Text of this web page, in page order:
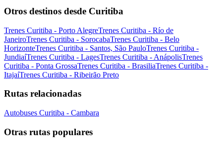
Otros destinos desde Curitiba
Trenes Curitiba - Porto AlegreTrenes Curitiba - Río de
JaneiroTrenes Curitiba - SorocabaTrenes Curitiba - Belo
HorizonteTrenes Curitiba - Santos, São PauloTrenes Curitiba -
JundiaíTrenes Curitiba - LagesTrenes Curitiba - AnápolisTrenes
Curitiba - Ponta GrossaTrenes Curitiba - BrasiliaTrenes Curitiba -
ItajaíTrenes Curitiba - Ribeirão Preto
Rutas relacionadas
Autobuses Curitiba - Cambara
Otras rutas populares